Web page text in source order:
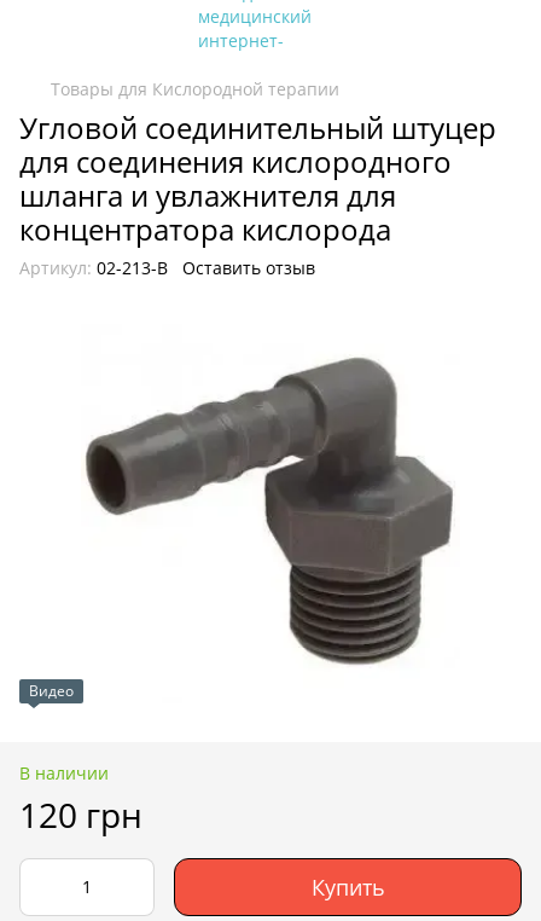
Товары для Кислородной терапии
Угловой соединительный штуцер
для соединения кислородного
шланга и увлажнителя для
концентратора кислорода
Артикул: 02-213-B Оставить отзыв
Видео
В наличии
120 грн
Купить